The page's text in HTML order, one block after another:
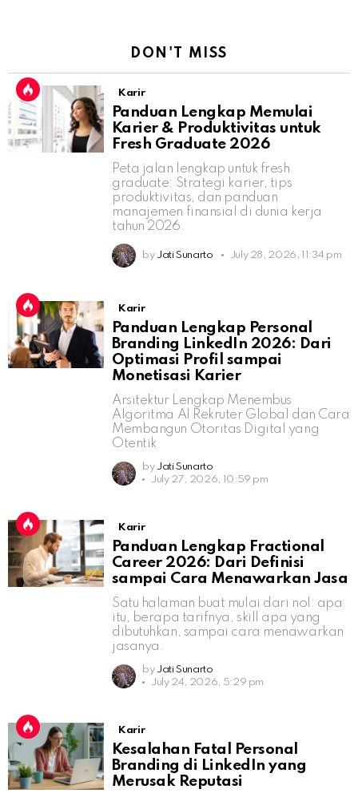
DON'T MISS
Karir
Panduan Lengkap Memulai
Karier & Produktivitas untuk
Fresh Graduate 2026
Peta jalan lengkap untuk fresh
graduate: Strategi karier, tips
produktivitas, dan panduan
manajemen finansial di dunia kerja
tahun 2026.
by Jati Sunarto July 28, 2026, 11:34 pm
Karir
Panduan Lengkap Personal
Branding LinkedIn 2026: Dari
Optimasi Profil sampai
Monetisasi Karier
Arsitektur Lengkap Menembus
Algoritma AI Rekruter Global dan Cara
Membangun Otoritas Digital yang
Otentik
by Jati Sunarto
July 27, 2026, 10:59 pm
Karir
Panduan Lengkap Fractional
Career 2026: Dari Definisi
sampai Cara Menawarkan Jasa
Satu halaman buat mulai dari nol: apa
itu, berapa tarifnya, skill apa yang
dibutuhkan, sampai cara menawarkan
jasanya.
by Jati Sunarto
July 24, 2026, 5:29 pm
Karir
Kesalahan Fatal Personal
Branding di LinkedIn yang
Merusak Reputasi